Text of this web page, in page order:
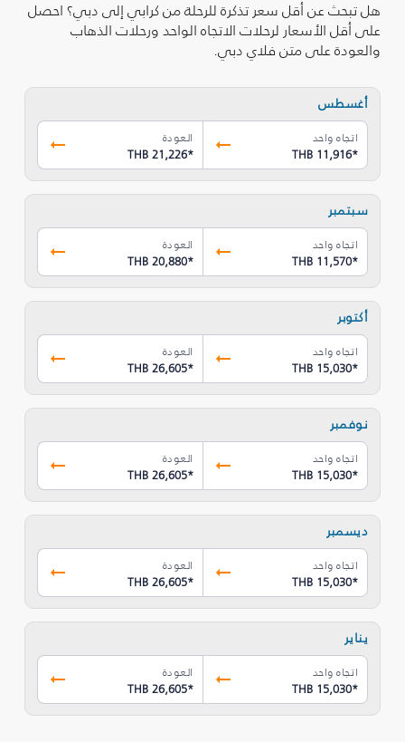
هل تبحث عن أقل سعر تذكرة للرحلة من كرابي إلى دبي؟ احصل
على أقل الأسعار لرحلات الاتجاه الواحد ورحلات الذهاب
والعودة على متن فلاي دبي.
أغسطس
اتجاه واحد
THB 11,916*
العودة
THB 21,226*
سبتمبر
اتجاه واحد
THB 11,570*
العودة
THB 20,880*
أكتوبر
اتجاه واحد
THB 15,030*
العودة
THB 26,605*
نوفمبر
اتجاه واحد
THB 15,030*
العودة
THB 26,605*
ديسمبر
اتجاه واحد
THB 15,030*
العودة
THB 26,605*
يناير
اتجاه واحد
THB 15,030*
العودة
THB 26,605*